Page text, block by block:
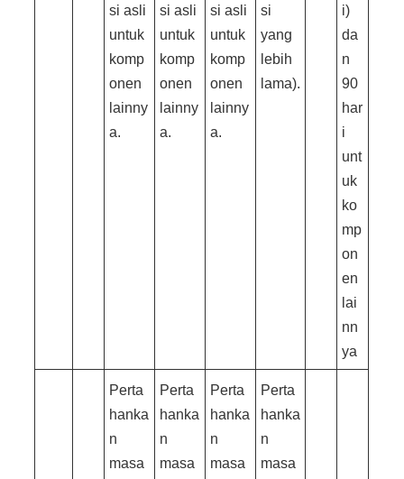
si asli
untuk
komp
onen
lainny
a.
si asli
untuk
komp
onen
lainny
a.
si asli
untuk
komp
onen
lainny
a.
si
yang
lebih
lama).
i)
da
n
90
har
i
unt
uk
ko
mp
on
en
lai
nn
ya
Perta
hanka
n
masa
Perta
hanka
n
masa
Perta
hanka
n
masa
Perta
hanka
n
masa